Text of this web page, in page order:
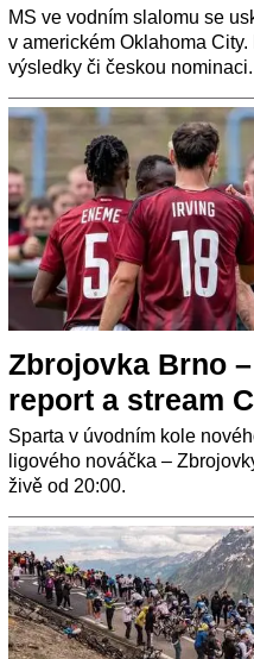
MS ve vodním slalomu se
v americkém Oklahoma
výsledky či českou nominaci.
Zbrojovka Brno
report a stream
Sparta v úvodním kole
ligového nováčka –
živě od 20:00.